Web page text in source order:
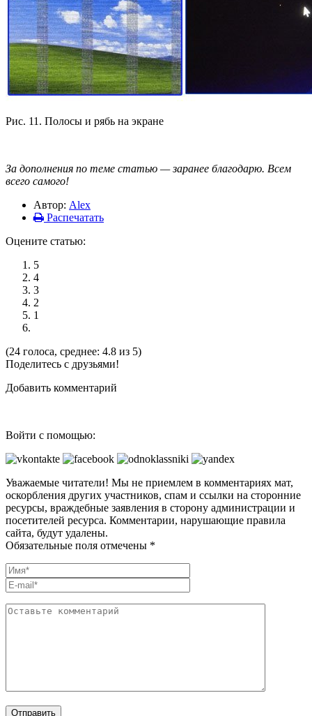
Рис. 11. Полосы и рябь на экране
За дополнения по теме статью — заранее благодарю. Всем
всего самого!
Автор: Alex
Распечатать
Оцените статью:
5
4
3
2
1
(24 голоса, среднее: 4.8 из 5)
Поделитесь с друзьями!
Добавить комментарий
Войти с помощью:
Уважаемые читатели! Мы не приемлем в комментариях мат,
оскорбления других участников, спам и ссылки на сторонние
ресурсы, враждебные заявления в сторону администрации и
посетителей ресурса. Комментарии, нарушающие правила
сайта, будут удалены.
Обязательные поля отмечены *